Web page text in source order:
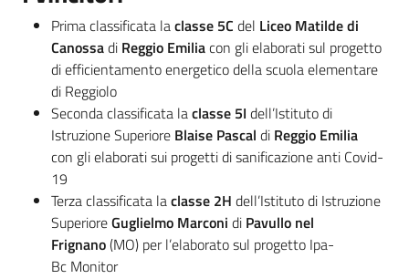
Prima classificata laclasse 5C del Liceo Matilde di
Canossadi Reggio Emiliacon gli elaborati sul progetto
di efficientamento energetico della scuola elementare
di Reggiolo
Seconda classificata laclasse 5I dell’Istituto di
Istruzione Superiore Blaise Pascal di Reggio Emilia
con gli elaborati sui progetti di sanificazione anti Covid-
19
Terza classificata laclasse 2H dell’Istituto di Istruzione
SuperioreGuglielmo Marconi di Pavullo nel
Frignano(MO) per l’elaborato sul progetto Ipa-
Bc Monitor